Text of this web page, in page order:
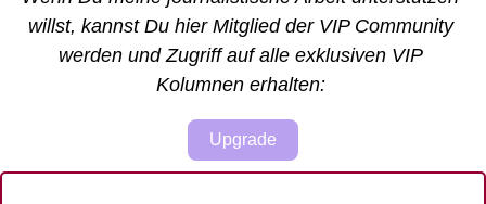
willst, kannst Du hier Mitglied der VIP Community
werden und Zugriff auf alle exklusiven VIP
Kolumnen erhalten:
Upgrade